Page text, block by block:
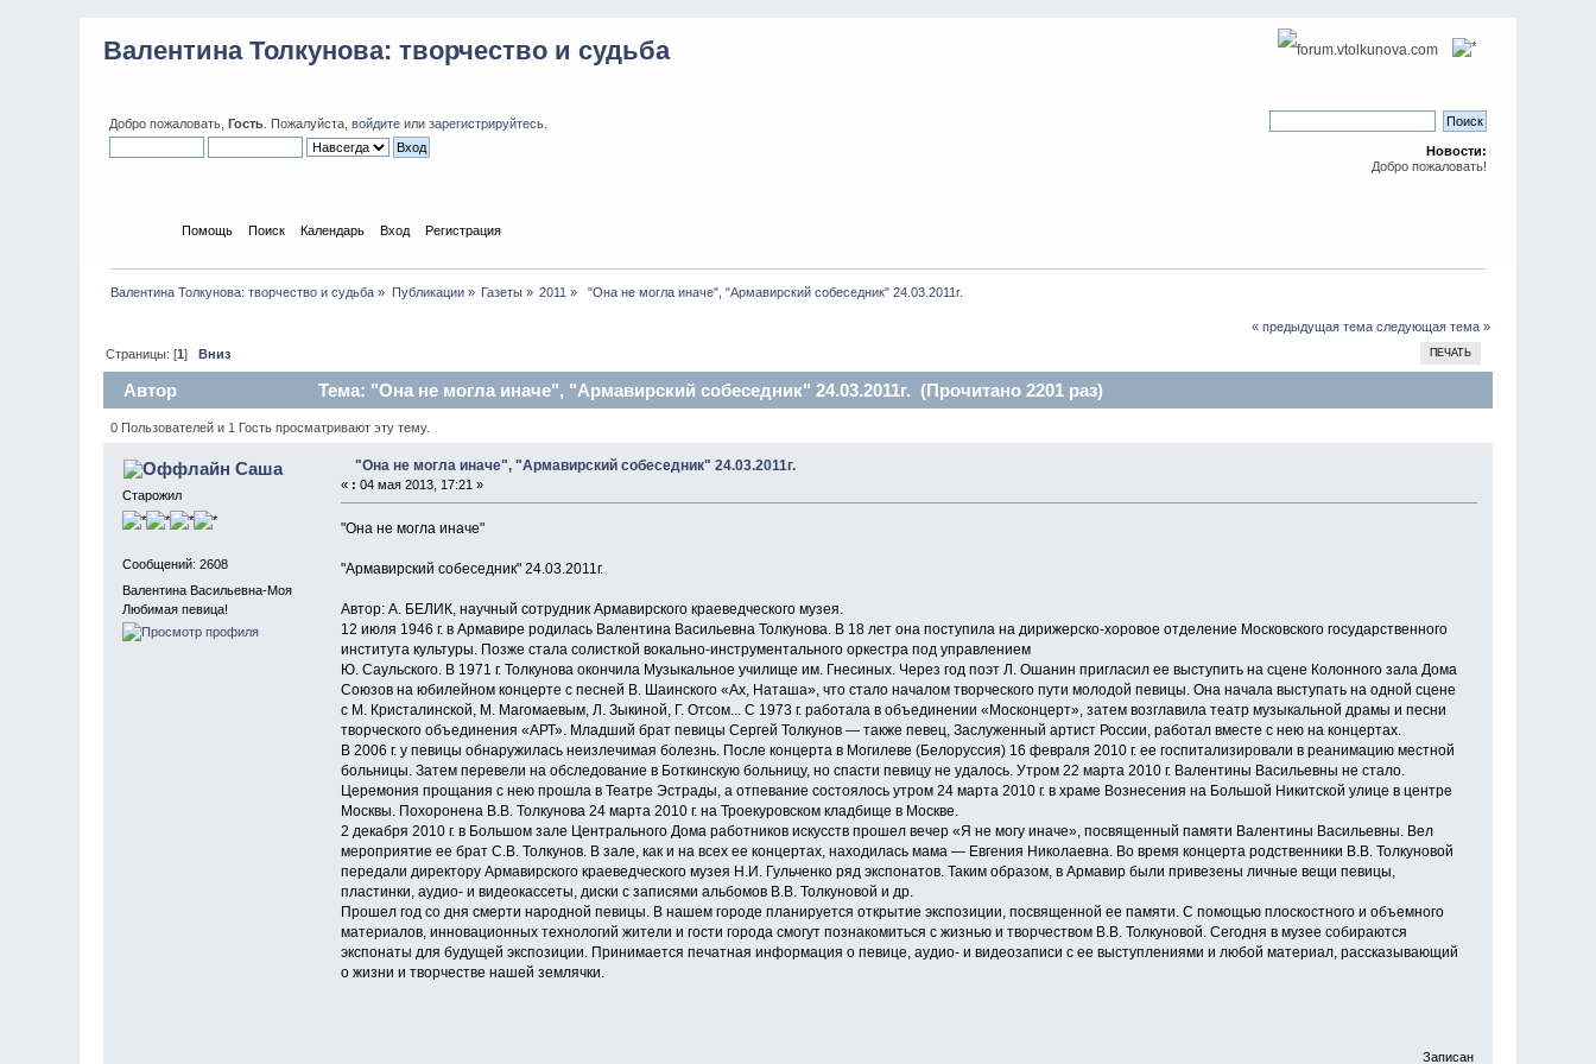
Валентина Толкунова: творчество и судьба
Добро пожаловать,Гость . Пожалуйста,войдите илизарегистрируйтесь
Новости:
Добро пожаловать!
Помощь Поиск Календарь Вход Регистрация
Валентина Толкунова: творчество и судьба » Публикации» Газеты » 2011 » "Она не могла иначе", "Армавирский собеседник" 24.03.2011г.
« предыдущая тема следующая тема »
ПЕЧАТЬ
Страницы: [1]Вниз
Автор Тема: "Она не могла иначе", "Армавирский собеседник" 24.03.2011г. (Прочитано 2201 раз)
0 Пользователей и 1 Гость просматривают эту тему.
Саша
Старожил
Сообщений: 2608
Валентина Васильевна-Моя
Любимая певица!
"Она не могла иначе", "Армавирский собеседник" 24.03.2011г.
« : 04 мая 2013, 17:21 »
"Она не могла иначе"
"Армавирский собеседник" 24.03.2011г.
Автор: А. БЕЛИК, научный сотрудник Армавирского краеведческого музея.
12 июля 1946 г. в Армавире родилась Валентина Васильевна Толкунова. В 18 лет она поступила на дирижерско-хоровое отделение Московского государственного
института культуры. Позже стала солисткой вокально-инструментального оркестра под управлением
Ю. Саульского. В 1971 г. Толкунова окончила Музыкальное училище им. Гнесиных. Через год поэт Л. Ошанин пригласил ее выступить на сцене Колонного зала Дома
Союзов на юбилейном концерте с песней В. Шаинского «Ах, Наташа», что стало началом творческого пути молодой певицы. Она начала выступать на одной сцене
с М. Кристалинской, М. Магомаевым, Л. Зыкиной, Г. Отсом... С 1973 г. работала в объединении «Москонцерт», затем возглавила театр музыкальной драмы и песни
творческого объединения «АРТ». Младший брат певицы Сергей Толкунов — также певец, Заслуженный артист России, работал вместе с нею на концертах.
В 2006 г. у певицы обнаружилась неизлечимая болезнь. После концерта в Могилеве (Белоруссия) 16 февраля 2010 г. ее госпитализировали в реанимацию местной
больницы. Затем перевели на обследование в Боткинскую больницу, но спасти певицу не удалось. Утром 22 марта 2010 г. Валентины Васильевны не стало.
Церемония прощания с нею прошла в Театре Эстрады, а отпевание состоялось утром 24 марта 2010 г. в храме Вознесения на Большой Никитской улице в центре
Москвы. Похоронена В.В. Толкунова 24 марта 2010 г. на Троекуровском кладбище в Москве.
2 декабря 2010 г. в Большом зале Центрального Дома работников искусств прошел вечер «Я не могу иначе», посвященный памяти Валентины Васильевны. Вел
мероприятие ее брат С.В. Толкунов. В зале, как и на всех ее концертах, находилась мама — Евгения Николаевна. Во время концерта родственники В.В. Толкуновой
передали директору Армавирского краеведческого музея Н.И. Гульченко ряд экспонатов. Таким образом, в Армавир были привезены личные вещи певицы,
пластинки, аудио- и видеокассеты, диски с записями альбомов В.В. Толкуновой и др.
Прошел год со дня смерти народной певицы. В нашем городе планируется открытие экспозиции, посвященной ее памяти. С помощью плоскостного и объемного
материалов, инновационных технологий жители и гости города смогут познакомиться с жизнью и творчеством В.В. Толкуновой. Сегодня в музее собираются
экспонаты для будущей экспозиции. Принимается печатная информация о певице, аудио- и видеозаписи с ее выступлениями и любой материал, рассказывающий
о жизни и творчестве нашей землячки.
Записан